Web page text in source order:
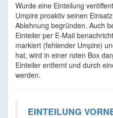
Wurde eine Einteilung
Umpire proaktiv seinen
Ablehnung begründen. Auch
Einteiler per E-Mail
markiert (fehlender Umpire)
hat, wird in einer roten Box
Einteiler entfernt und durch
werden.
EINTEILUNG